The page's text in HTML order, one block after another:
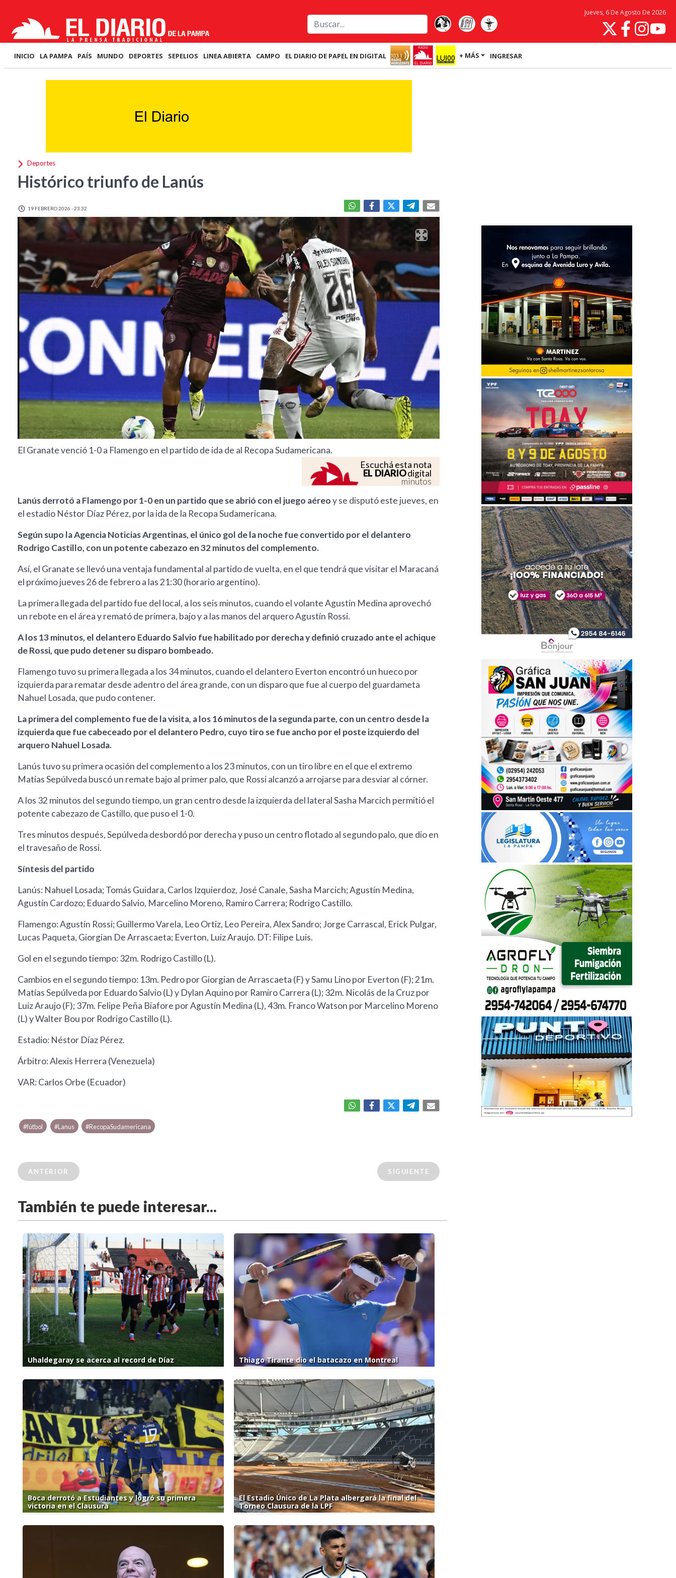
Jueves, 6 De Agosto De 2026
INICIO LA PAMPA PAÍS MUNDO DEPORTES SEPELIOS LINEA ABIERTA CAMPO EL DIARIO DE PAPEL EN DIGITAL + MÁS INGRESAR
Deportes
Histórico triunfo de Lanús
19 FEBRERO 2026 - 23:32
El Granate venció 1-0 a Flamengo en el partido de ida de al Recopa Sudamericana.
Escuchá esta nota
EL DIARIOdigital
minutos
Lanús derrotó a Flamengo por 1-0 en un partido que se abrió con el juego aéreoy se disputó este jueves, en
el estadio Néstor Díaz Pérez, por la ida de la Recopa Sudamericana.
Según supo la Agencia Noticias Argentinas, el único gol de la noche fue convertido por el delantero
Rodrigo Castillo, con un potente cabezazo en 32 minutos del complemento.
Así, el Granate se llevó una ventaja fundamental al partido de vuelta, en el que tendrá que visitar el Maracaná
el próximo jueves 26 de febrero a las 21:30 (horario argentino).
La primera llegada del partido fue del local, a los seis minutos, cuando el volante Agustín Medina aprovechó
un rebote en el área y remató de primera, bajo y a las manos del arquero Agustín Rossi.
A los 13 minutos, el delantero Eduardo Salvio fue habilitado por derecha y definió cruzado ante el achique
de Rossi, que pudo detener su disparo bombeado.
Flamengo tuvo su primera llegada a los 34 minutos, cuando el delantero Everton encontró un hueco por
izquierda para rematar desde adentro del área grande, con un disparo que fue al cuerpo del guardameta
Nahuel Losada, que pudo contener.
La primera del complemento fue de la visita, a los 16 minutos de la segunda parte, con un centro desde la
izquierda que fue cabeceado por el delantero Pedro, cuyo tiro se fue ancho por el poste izquierdo del
arquero Nahuel Losada.
Lanús tuvo su primera ocasión del complemento a los 23 minutos, con un tiro libre en el que el extremo
Matías Sepúlveda buscó un remate bajo al primer palo, que Rossi alcanzó a arrojarse para desviar al córner.
A los 32 minutos del segundo tiempo, un gran centro desde la izquierda del lateral Sasha Marcich permitió el
potente cabezazo de Castillo, que puso el 1-0.
Tres minutos después, Sepúlveda desbordó por derecha y puso un centro flotado al segundo palo, que dio en
el travesaño de Rossi.
Síntesis del partido
Lanús: Nahuel Losada; Tomás Guidara, Carlos Izquierdoz, José Canale, Sasha Marcich; Agustín Medina,
Agustín Cardozo; Eduardo Salvio, Marcelino Moreno, Ramiro Carrera; Rodrigo Castillo.
Flamengo: Agustín Rossi; Guillermo Varela, Leo Ortiz, Leo Pereira, Alex Sandro; Jorge Carrascal, Erick Pulgar,
Lucas Paqueta, Giorgian De Arrascaeta; Everton, Luiz Araujo. DT: Filipe Luis.
Gol en el segundo tiempo: 32m. Rodrigo Castillo (L).
Cambios en el segundo tiempo: 13m. Pedro por Giorgian de Arrascaeta (F) y Samu Lino por Everton (F); 21m.
Matías Sepúlveda por Eduardo Salvio (L) y Dylan Aquino por Ramiro Carrera (L); 32m. Nicolás de la Cruz por
Luiz Araujo (F); 37m. Felipe Peña Biafore por Agustín Medina (L), 43m. Franco Watson por Marcelino Moreno
(L) y Walter Bou por Rodrigo Castillo (L).
Estadio: Néstor Díaz Pérez.
Árbitro: Alexis Herrera (Venezuela)
VAR: Carlos Orbe (Ecuador)
#fútbol #Lanus #RecopaSudamericana
ANTERIOR SIGUIENTE
También te puede interesar...
Uhaldegaray se acerca al record de Díaz Thiago Tirante dio el batacazo en Montreal
Boca derrotó a Estudiantes y logró su primera
victoria en el Clausura
El Estadio Único de La Plata albergará la final del
Torneo Clausura de la LPF